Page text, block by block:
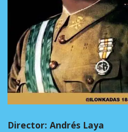
Director: Andrés Laya